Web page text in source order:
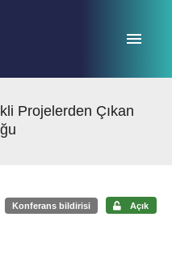
Projelerden Çıkan
Konferans bildirisi Açık